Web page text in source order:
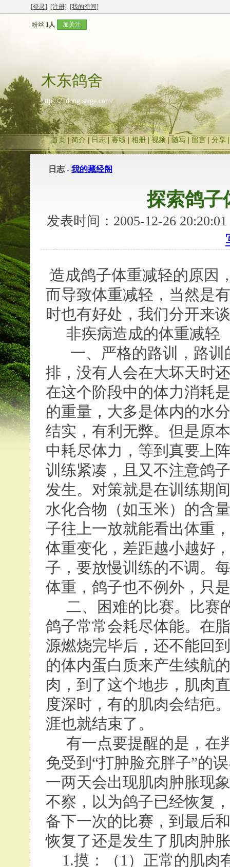
[登录] [注册] [我的空间]
粉丝 1人 加关注
木东鸽舍
http://21dong.saige.com/
首页 | 简介 日志 赛绩 相册 视频 随写 留言 分享
日志 - 我的藏经阁
探索鸽子
发表时间：2005-12-26
造成鸽子体重减轻的原因
而导致体重减轻，当然是
时也有好处，我们分开来
非疾病造成的体重减轻
一、严格的路训，路训
排，没有人会在大坏天时
在这个阶段中的体力消耗
的重量，大多是体内的水
结实，有利无弊。但是原
中耗尽体力，等到真要上
训练紧凑，且又不注意鸽
发生。对策就是在训练期
水化合物（如玉米）的含
子往上一放就能看出体重
体重变化，差距越小越好
子，要放慢训练的不调。
体重，鸽子也不例外，只
二、困难的比赛。比赛
鸽子常常会耗尽体能。在
源燃烧完毕后，还不能回
的体内蛋白质来产生续航
肉，到了这个地步，肌肉
度深时，有的肌肉会结疤
涯也就结束了。
有一点要提醒的是，在
免受到“打肿脸充胖子”的
一两天会出现肌肉肿胀现
不察，以为鸽子已经恢复
备下一次的比赛，到最后
恢复了还是发生了肌肉肿
1.摸：（1）正常的肌肉